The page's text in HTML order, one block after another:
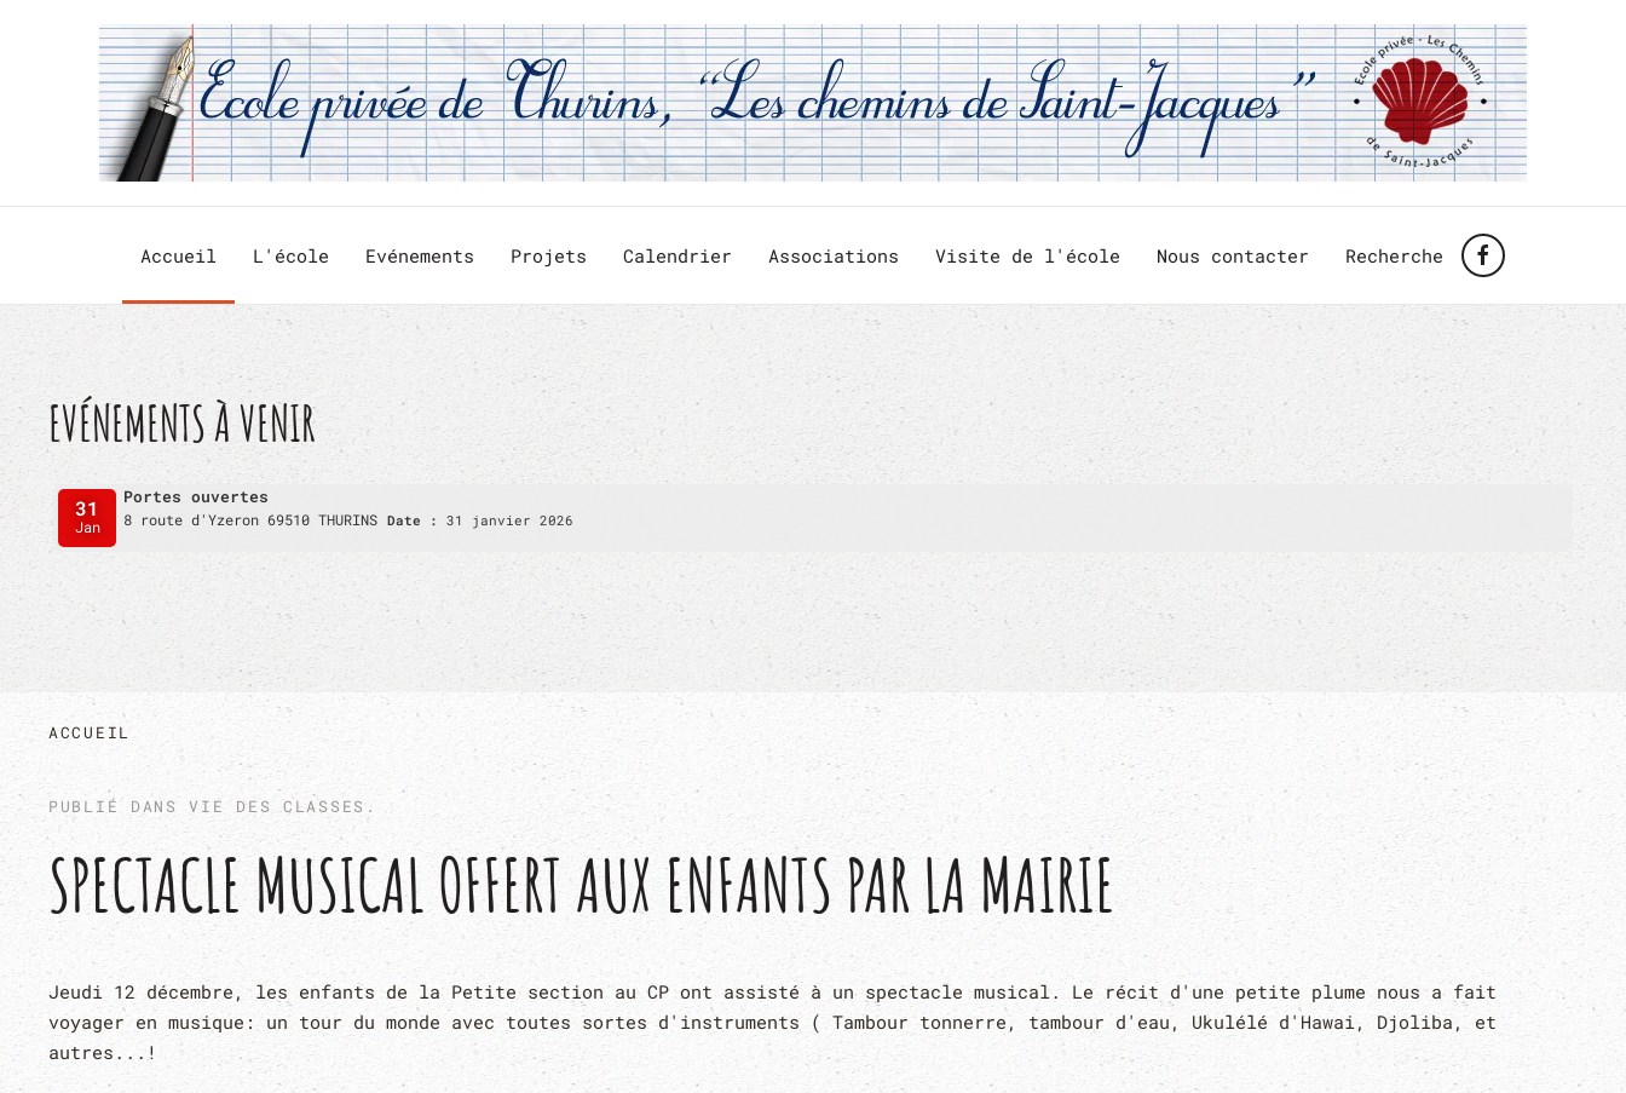
Skip to main content
Accueil L'école Evénements Projets Calendrier Associations Visite de l'école Nous contacter Recherche
EVÉNEMENTS À VENIR
31
Jan
Portes ouvertes
8 route d'Yzeron 69510 THURINS Date :31 janvier 2026
ACCUEIL
PUBLIÉ DANSVIE DES CLASSES .
SPECTACLE MUSICAL OFFERT AUX ENFANTS PAR LA MAIRIE
Jeudi 12 décembre, les enfants de la Petite section au CP ont assisté à un spectacle musical. Le récit d'une petite plume nous a fait
voyager en musique: un tour du monde avec toutes sortes d'instruments ( Tambour tonnerre, tambour d'eau, Ukulélé d'Hawai, Djoliba, et
autres...!